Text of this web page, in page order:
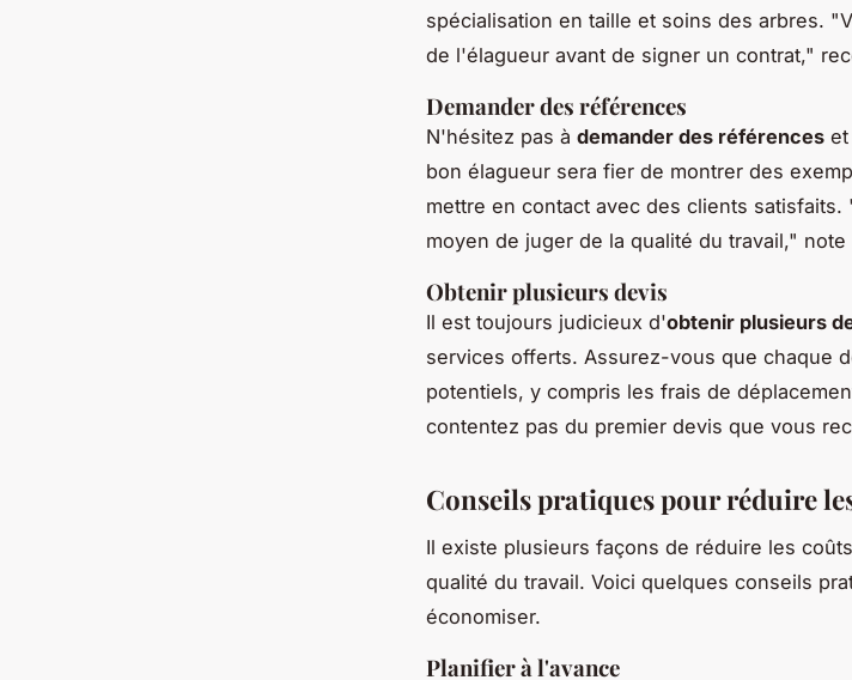
spécialisation en taille et soins des arbres.
de l'élagueur avant de signer un contrat,"
Demander des références
N'hésitez pas à demander des références
bon élagueur sera fier de montrer des
mettre en contact avec des clients satisfaits.
moyen de juger de la qualité du travail," note
Obtenir plusieurs devis
Il est toujours judicieux d'obtenir plusieurs
services offerts. Assurez-vous que chaque
potentiels, y compris les frais de
contentez pas du premier devis que vous
Conseils pratiques pour réduire
Il existe plusieurs façons de réduire les
qualité du travail. Voici quelques conseils
économiser.
Planifier à l'avance